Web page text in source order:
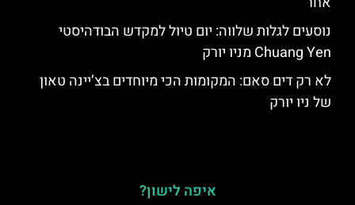
נוסעים לגלות שלווה: יום טיול למקדש הבודהיסטי
Chuang Yen מניו יורק
לא רק דים סאם: המקומות הכי מיוחדים בצ’יינה טאון
של ניו יורק
איפה לישון?